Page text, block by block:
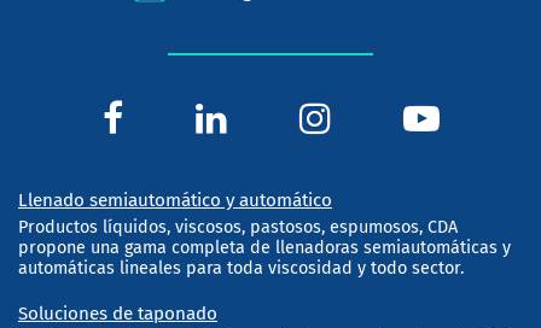
Llenado semiautomático y automático
Productos líquidos, viscosos, pastosos, espumosos, CDA
propone una gama completa de llenadoras semiautomáticas y
automáticas lineales para toda viscosidad y todo sector.
Soluciones de taponado